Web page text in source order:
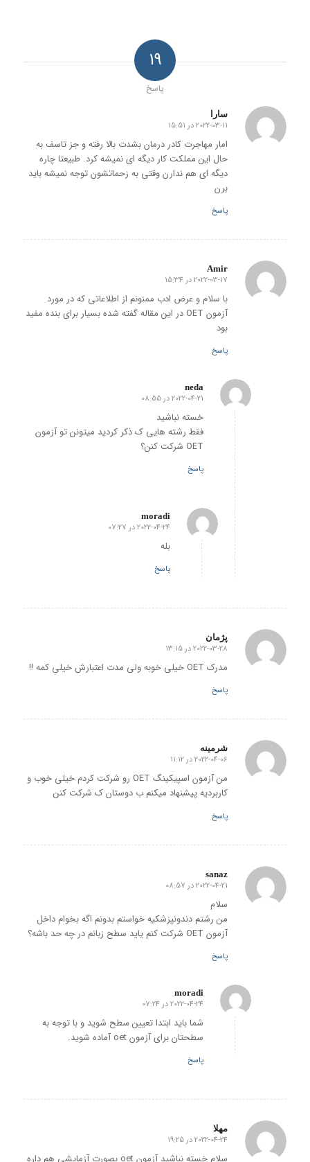
19
پاسخ
سارا
گفته:
2022-03-11 در 15:51
امار مهاجرت کادر درمان بشدت بالا رفته و جز تاسف به
حال این مملکت کار دیگه ای نمیشه کرد. طبیعتا چاره
دیگه ای هم ندارن وقتی به زحماتشون توجه نمیشه باید
برن
پاسخ
Amir
گفته:
2022-03-17 در 15:34
با سلام و عرض ادب ممنونم از اطلاعاتی که در مورد
آزمون OET در این مقاله گفته شده بسیار برای بنده مفید
بود
پاسخ
neda
گفته:
2022-04-21 در 08:55
خسته نباشید
فقط رشته هایی ک ذکر کردید میتونن تو آزمون
OET شرکت کنن؟
پاسخ
moradi
گفته:
2022-04-24 در 07:27
بله
پاسخ
پژمان
گفته:
2022-03-28 در 13:15
مدرک OET خیلی خوبه ولی مدت اعتبارش خیلی کمه !!
پاسخ
شرمینه
گفته:
2022-04-06 در 11:12
من آزمون اسپیکینگ OET رو شرکت کردم خیلی خوب و
کاربردیه پیشنهاد میکنم ب دوستان ک شرکت کنن
پاسخ
sanaz
گفته:
2022-04-21 در 08:57
سلام
من رشتم دندونپزشکیه خواستم بدونم اگه بخوام داخل
آزمون OET شرکت کنم یاید سطح زبانم در چه حد باشه؟
پاسخ
moradi
گفته:
2022-04-24 در 07:24
شما باید ابتدا تعیین سطح شوید و با توجه به
سطحتان برای آزمون oet آماده شوید.
پاسخ
مهلا
گفته:
2022-04-24 در 19:25
سلام خسته نباشید آزمون oet بصورت آزمایشی هم داره